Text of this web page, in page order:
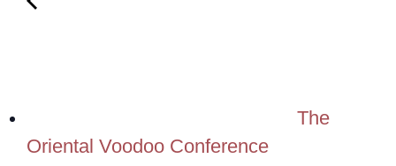
The
Oriental Voodoo Conference